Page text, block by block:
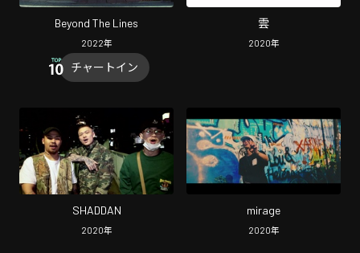
Beyond The Lines
2022年
チャートイン
雲
2020年
SHADDAN
2020年
mirage
2020年